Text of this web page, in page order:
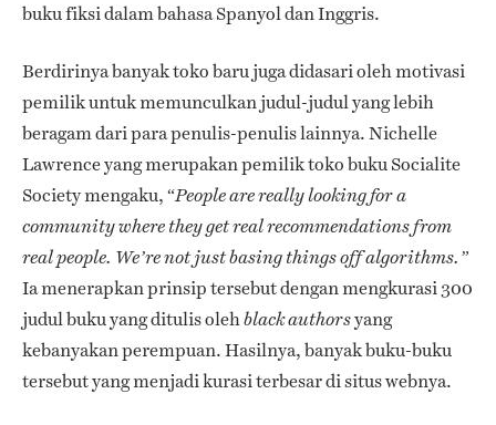
buku fiksi dalam bahasa Spanyol dan Inggris.
Berdirinya banyak toko baru juga didasari oleh motivasi
pemilik untuk memunculkan judul-judul yang lebih
beragam dari para penulis-penulis lainnya. Nichelle
Lawrence yang merupakan pemilik toko buku Socialite
Society mengaku, “People are really looking for a
community where they get real recommendations from
real people. We’re not just basing things off algorithms.”
Ia menerapkan prinsip tersebut dengan mengkurasi 300
judul buku yang ditulis olehblack authorsyang
kebanyakan perempuan. Hasilnya, banyak buku-buku
tersebut yang menjadi kurasi terbesar di situs webnya.